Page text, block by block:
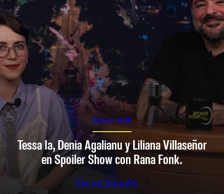
SPOILER SHOW
Tessa Ia, Denia Agalianu y Liliana Villaseñor
en Spoiler Show con Rana Fonk.
Ver en Youtube